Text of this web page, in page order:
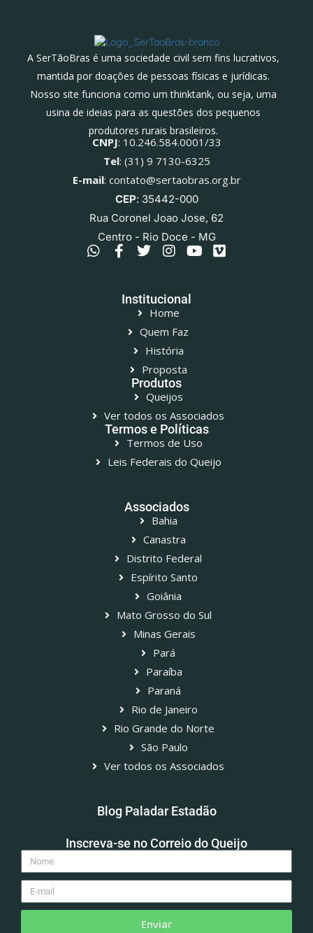
A SerTãoBras é uma sociedade civil sem fins lucrativos,
mantida por doações de pessoas físicas e jurídicas.
Nosso site funciona como um thinktank, ou seja, uma
usina de ideias para as questões dos pequenos
produtores rurais brasileiros.
CNPJ: 10.246.584.0001/33
Tel: (31) 9 7130-6325
E-mail: contato@sertaobras.org.br
CEP: 35442-000
Rua Coronel Joao Jose, 62
Centro - Rio Doce - MG
Institucional
Home
Quem Faz
História
Proposta
Produtos
Queijos
Ver todos os Associados
Termos e Políticas
Termos de Uso
Leis Federais do Queijo
Associados
Bahia
Canastra
Distrito Federal
Espírito Santo
Goiânia
Mato Grosso do Sul
Minas Gerais
Pará
Paraíba
Paraná
Rio de Janeiro
Rio Grande do Norte
São Paulo
Ver todos os Associados
Blog Paladar Estadão
Inscreva-se no Correio do Queijo
Enviar